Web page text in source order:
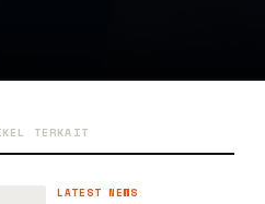
TERKAIT
LATEST NEWS